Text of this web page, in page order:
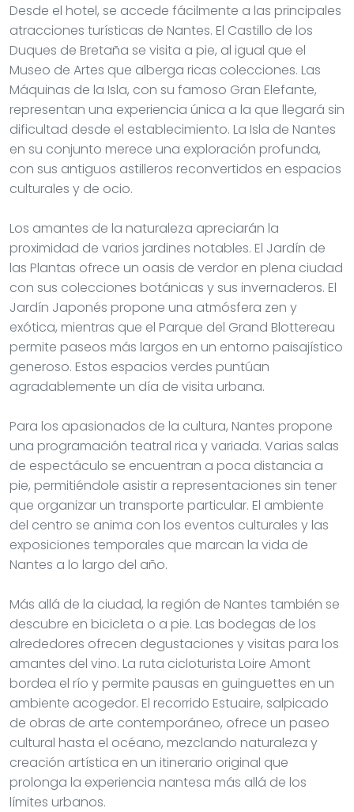
Desde el hotel, se accede fácilmente a las principales
atracciones turísticas de Nantes. El Castillo de los
Duques de Bretaña se visita a pie, al igual que el
Museo de Artes que alberga ricas colecciones. Las
Máquinas de la Isla, con su famoso Gran Elefante,
representan una experiencia única a la que llegará sin
dificultad desde el establecimiento. La Isla de Nantes
en su conjunto merece una exploración profunda,
con sus antiguos astilleros reconvertidos en espacios
culturales y de ocio.
Los amantes de la naturaleza apreciarán la
proximidad de varios jardines notables. El Jardín de
las Plantas ofrece un oasis de verdor en plena ciudad
con sus colecciones botánicas y sus invernaderos. El
Jardín Japonés propone una atmósfera zen y
exótica, mientras que el Parque del Grand Blottereau
permite paseos más largos en un entorno paisajístico
generoso. Estos espacios verdes puntúan
agradablemente un día de visita urbana.
Para los apasionados de la cultura, Nantes propone
una programación teatral rica y variada. Varias salas
de espectáculo se encuentran a poca distancia a
pie, permitiéndole asistir a representaciones sin tener
que organizar un transporte particular. El ambiente
del centro se anima con los eventos culturales y las
exposiciones temporales que marcan la vida de
Nantes a lo largo del año.
Más allá de la ciudad, la región de Nantes también se
descubre en bicicleta o a pie. Las bodegas de los
alrededores ofrecen degustaciones y visitas para los
amantes del vino. La ruta cicloturista Loire Amont
bordea el río y permite pausas en guinguettes en un
ambiente acogedor. El recorrido Estuaire, salpicado
de obras de arte contemporáneo, ofrece un paseo
cultural hasta el océano, mezclando naturaleza y
creación artística en un itinerario original que
prolonga la experiencia nantesa más allá de los
límites urbanos.